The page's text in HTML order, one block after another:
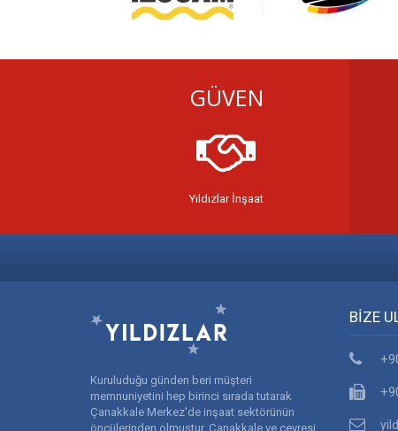
GÜVEN
Yıldızlar İnşaat
Kuruluduğu günden beri müşteri
memnuniyetini hep birinci sırada tutarak
Çanakkale Merkez'de inşaat sektörünün
öncülerinden olmuştur. Çanakkale ve çevresi
BİZE